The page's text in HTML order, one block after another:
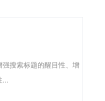
搜索标题的醒目性、增
...